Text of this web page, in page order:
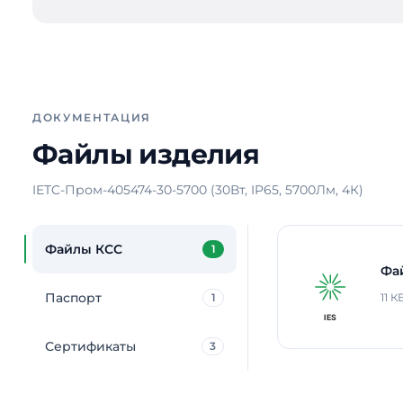
ДОКУМЕНТАЦИЯ
Файлы изделия
IETC-Пром-405474-30-5700 (30Вт, IP65, 5700Лм, 4К)
Файлы КСС 1
Паспорт 1
Сертификаты 3
11